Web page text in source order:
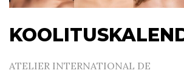
ATELIER INTERNATIONAL DE